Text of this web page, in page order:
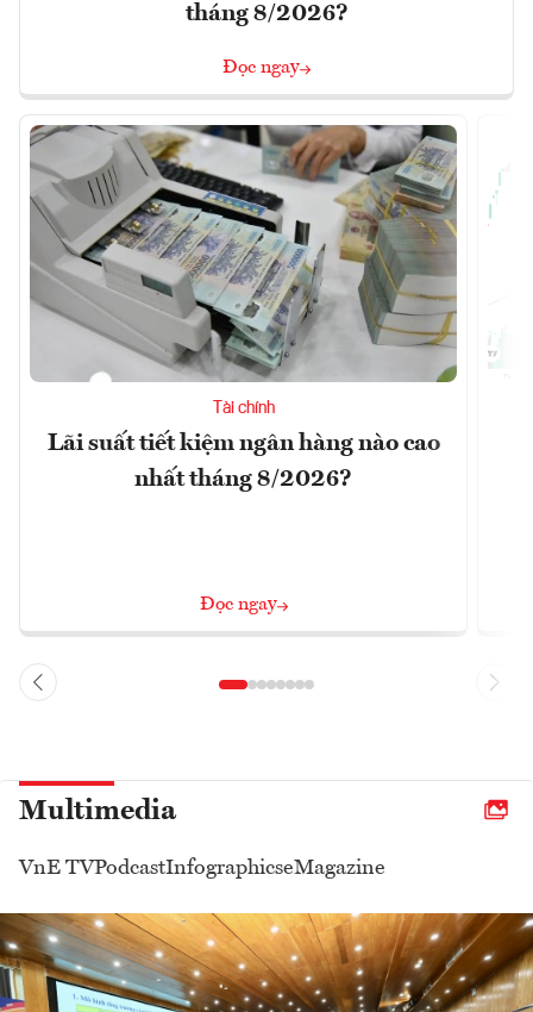
tháng 8/2026?
Đọc ngay
Tài chính
Lãi suất tiết kiệm ngân hàng nào cao
nhất tháng 8/2026?
Đọc ngay
Multimedia
VnE TVPodcastInfographicseMagazine